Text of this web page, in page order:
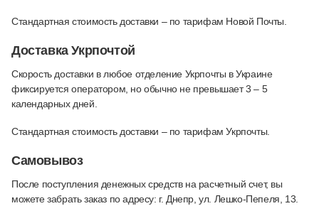
Стандартная стоимость доставки – по тарифам Новой Почты.
Доставка Укрпочтой
Скорость доставки в любое отделение Укрпочты в Украине
фиксируется оператором, но обычно не превышает 3 – 5
календарных дней.
Стандартная стоимость доставки – по тарифам Укрпочты.
Самовывоз
После поступления денежных средств на расчетный счет, вы
можете забрать заказ по адресу: г. Днепр, ул. Лешко-Пепеля, 13.